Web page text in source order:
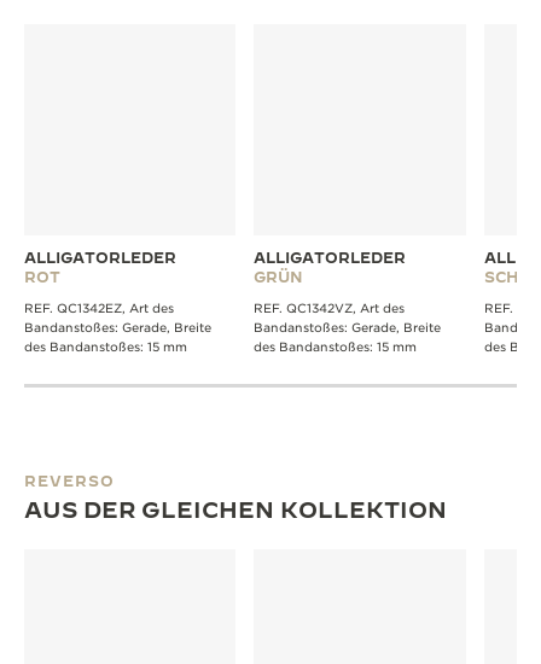
ALLIGATORLEDER
ROT
REF. QC1342EZ, Art des
Bandanstoßes: Gerade, Breite
des Bandanstoßes: 15 mm
ALLIGATORLEDER
GRÜN
REF. QC1342VZ, Art des
Bandanstoßes: Gerade, Breite
des Bandanstoßes: 15 mm
REF.
des
REVERSO
AUS DER GLEICHEN KOLLEKTION